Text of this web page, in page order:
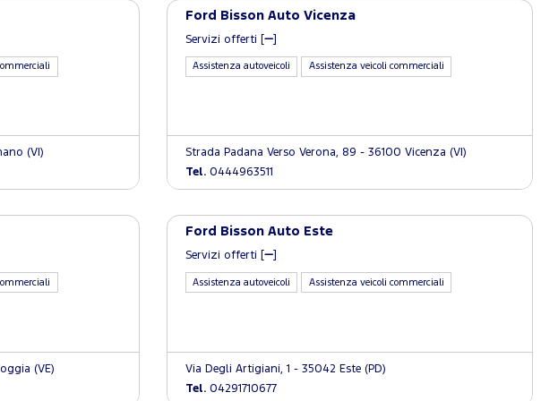
(VI)
Ford Bisson Auto Vicenza
Servizi offerti [ ]
Assistenza autoveicoli Assistenza veicoli commerciali
Strada Padana Verso Verona, 89 - 36100 Vicenza (VI)
Tel.0444963511
(VE)
Ford Bisson Auto Este
Servizi offerti [ ]
Assistenza autoveicoli Assistenza veicoli commerciali
Via Degli Artigiani, 1 - 35042 Este (PD)
Tel.04291710677